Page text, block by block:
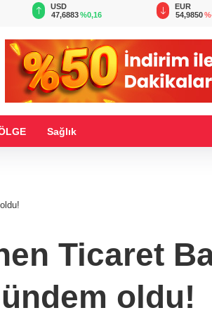
USD
47,6883%0,16
EUR
54,9850
Sağlık
Ticaret
oldu!